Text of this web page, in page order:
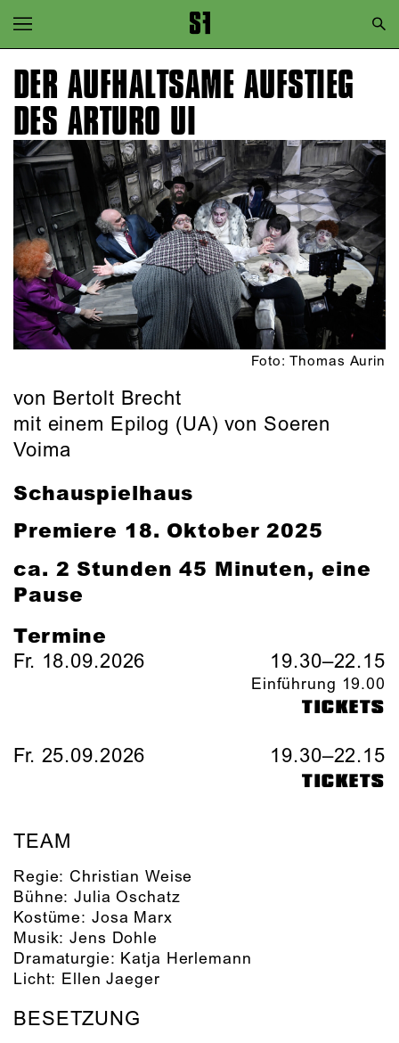
Zur Hauptnavigation springen
Zum Hauptinhalt springen
Zum Footer springen
DER AUFHALTSAME AUFSTIEG
DES ARTURO UI
Foto: Thomas Aurin
von Bertolt Brecht
mit einem Epilog (UA) von Soeren
Voima
Schauspielhaus
Premiere 18. Oktober 2025
ca. 2 Stunden 45 Minuten, eine
Pause
Termine
Fr. 18.09.2026 19.30–22.15
Einführung 19.00
TICKETS
Fr. 25.09.2026 19.30–22.15
TICKETS
TEAM
Regie: Christian Weise
Bühne:Julia Oschatz
Kostüme: Josa Marx
Musik:Jens Dohle
Dramaturgie: Katja Herlemann
Licht: Ellen Jaeger
BESETZUNG